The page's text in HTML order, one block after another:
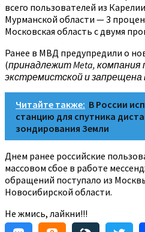
всего пользователей из
Мурманской области — 3
Московская область с двумя
Ранее в МВД предупредили о
(принадлежит Meta, компания
экстремистской и запрещена
Читайте также: В России
станцию для спутника
зондирования Земли
Днем ранее российские
массовом сбое в работе
обращений поступало из
Новосибирской области.
Не жмись, лайкни!!!